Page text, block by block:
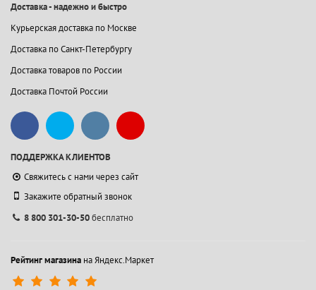
Доставка - надежно и быстро
Курьерская доставка по Москве
Доставка по Санкт-Петербургу
Доставка товаров по России
Доставка Почтой России
ПОДДЕРЖКА КЛИЕНТОВ
Свяжитесь с нами через сайт
Закажите обратный звонок
8 800 301-30-50бесплатно
Рейтинг магазина на Яндекс.Маркет